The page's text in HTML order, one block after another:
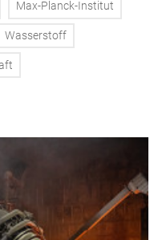
Max-Planck-Institut
Wasserstoff